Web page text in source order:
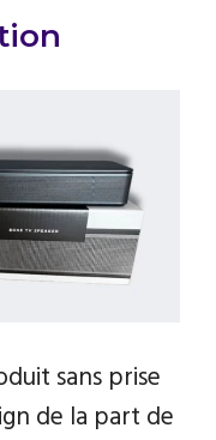
sans prise
de la part de